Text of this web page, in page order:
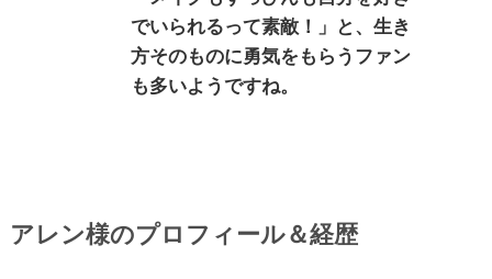
でいられるって素敵！」と、生き
方そのものに勇気をもらうファン
も多いようですね。
アレン様のプロフィール＆経歴